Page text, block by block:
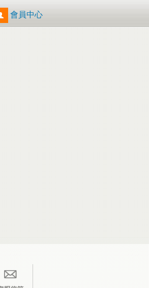
會員中心